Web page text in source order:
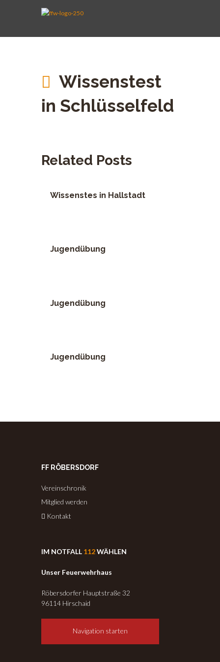
Wissenstest
in Schlüsselfeld
Related Posts
Wissenstes in Hallstadt
Jugendübung
Jugendübung
Jugendübung
FF RÖBERSDORF
Vereinschronik
Mitglied werden
Kontakt
IM NOTFALL 112WÄHLEN
Unser Feuerwehrhaus
Röbersdorfer Hauptstraße 32
96114 Hirschaid
Navigation starten